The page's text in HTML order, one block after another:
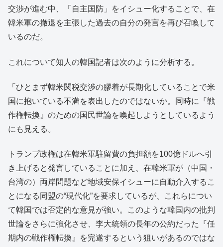
交渉が進む中、「自主国防」をイシュー化することで、在
韓米軍の撤退を主張した過去の自分の発言を再び召喚して
いるのだ。
これについて知人の韓国記者は次のように分析する。
「ひとまず韓米関税交渉の膠着が長期化していることで米
国に抱いている不満を表出したのではないか。同時に『戦
作権転換』のための国民世論を喚起しようとしているよう
にも見える。
トランプ政権は在韓米軍駐留費の負担額を100億ドルへ引
き上げると発言していることに加え、在韓米軍が（中国・
台湾の）両岸問題など地域安保イシューに自動介入するこ
とになる同盟の“現代化”を要求しているが、これらについ
て韓国では否定的な意見が強い。このような韓国内の批判
世論をさらに強化させ、李大統領の長年の公約だった『任
期内の戦作権転換』を完遂するという狙いがあるのではな